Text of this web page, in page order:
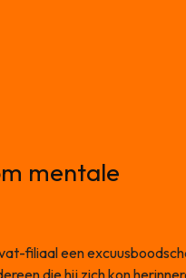
mentale
filiaal een
die hij zich kon